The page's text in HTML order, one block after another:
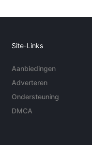
Site-Links
Aanbiedingen
Adverteren
Ondersteuning
DMCA